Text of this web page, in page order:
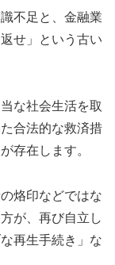
不足と、金融業
せ」という古い
な社会生活を取
合法的な救済措
存在します。
烙印などではな
が、再び自立し
再生手続き」な